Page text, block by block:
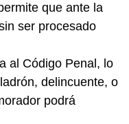
que ante la
ser procesado
al Código Penal, lo
delincuente, o
podrá